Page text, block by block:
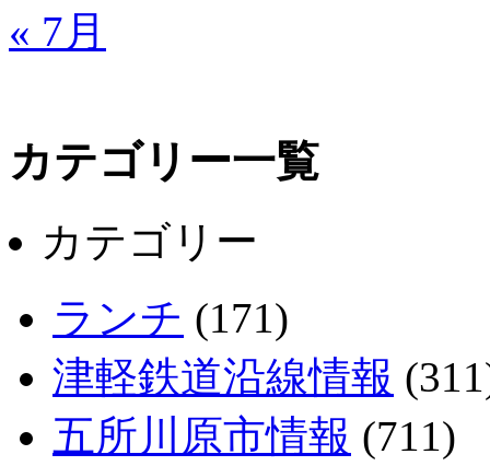
« 7月
カテゴリー一覧
カテゴリー
ランチ (171)
津軽鉄道沿線情報
五所川原市情報 (711)